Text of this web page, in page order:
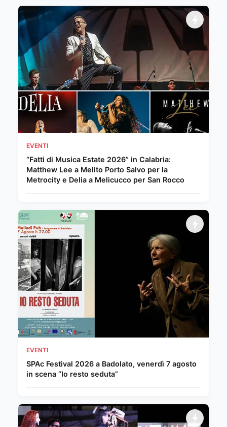
EVENTI
“Fatti di Musica Estate 2026” in Calabria:
Matthew Lee a Melito Porto Salvo per la
Metrocity e Delia a Melicucco per San Rocco
EVENTI
SPAc Festival 2026 a Badolato, venerdì 7 agosto
in scena “Io resto seduta”